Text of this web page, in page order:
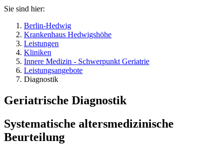
Sie sind hier:
Berlin-Hedwig
Krankenhaus Hedwigshöhe
Leistungen
Kliniken
Innere Medizin - Schwerpunkt Geriatrie
Leistungsangebote
Diagnostik
Geriatrische Diagnostik
Systematische altersmedizinische
Beurteilung